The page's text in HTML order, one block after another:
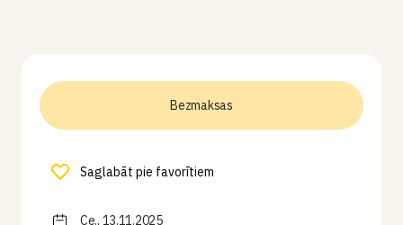
Bezmaksas
Saglabāt pie favorītiem
Ce., 13.11.2025